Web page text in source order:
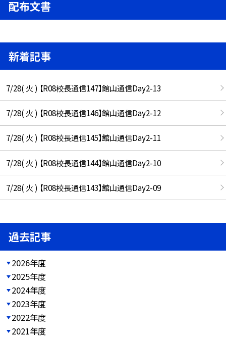
配布文書
新着記事
7/28( 火 ) 【R08校長通信147】館山通信Day2-13
7/28( 火 ) 【R08校長通信146】館山通信Day2-12
7/28( 火 ) 【R08校長通信145】館山通信Day2-11
7/28( 火 ) 【R08校長通信144】館山通信Day2-10
7/28( 火 ) 【R08校長通信143】館山通信Day2-09
過去記事
2026年度
2025年度
2024年度
2023年度
2022年度
2021年度